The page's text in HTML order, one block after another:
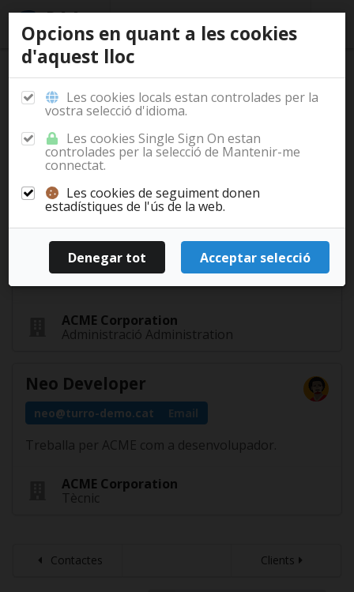
Inici / Documentació / Actors
Contactes Clients
Administradors
Jack Administrator
jack@turro-demo.cat Email
Treballa per ACME Corporation dins Administració.
Assignat als grups socials d'administració i
ACME Corporation
Administració Administration
Neo Developer
neo@turro-demo.cat Email
Treballa per ACME com a desenvolupador.
ACME Corporation
Tècnic
Contactes Clients
Opcions en quant a les cookies
d'aquest lloc
Les cookies locals estan controlades per la
vostra selecció d'idioma.
Les cookies Single Sign On estan
controlades per la selecció de Mantenir-me
connectat.
Les cookies de seguiment donen
estadístiques de l'ús de la web.